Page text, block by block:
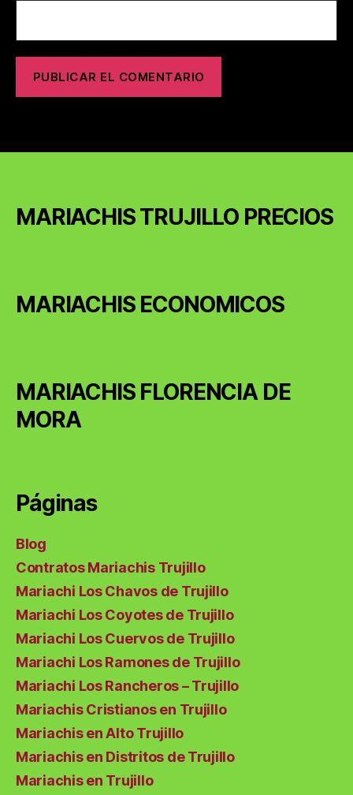
MARIACHIS TRUJILLO PRECIOS
MARIACHIS ECONOMICOS
MARIACHIS FLORENCIA DE
MORA
Páginas
Blog
Contratos Mariachis Trujillo
Mariachi Los Chavos de Trujillo
Mariachi Los Coyotes de Trujillo
Mariachi Los Cuervos de Trujillo
Mariachi Los Ramones de Trujillo
Mariachi Los Rancheros – Trujillo
Mariachis Cristianos en Trujillo
Mariachis en Alto Trujillo
Mariachis en Distritos de Trujillo
Mariachis en Trujillo